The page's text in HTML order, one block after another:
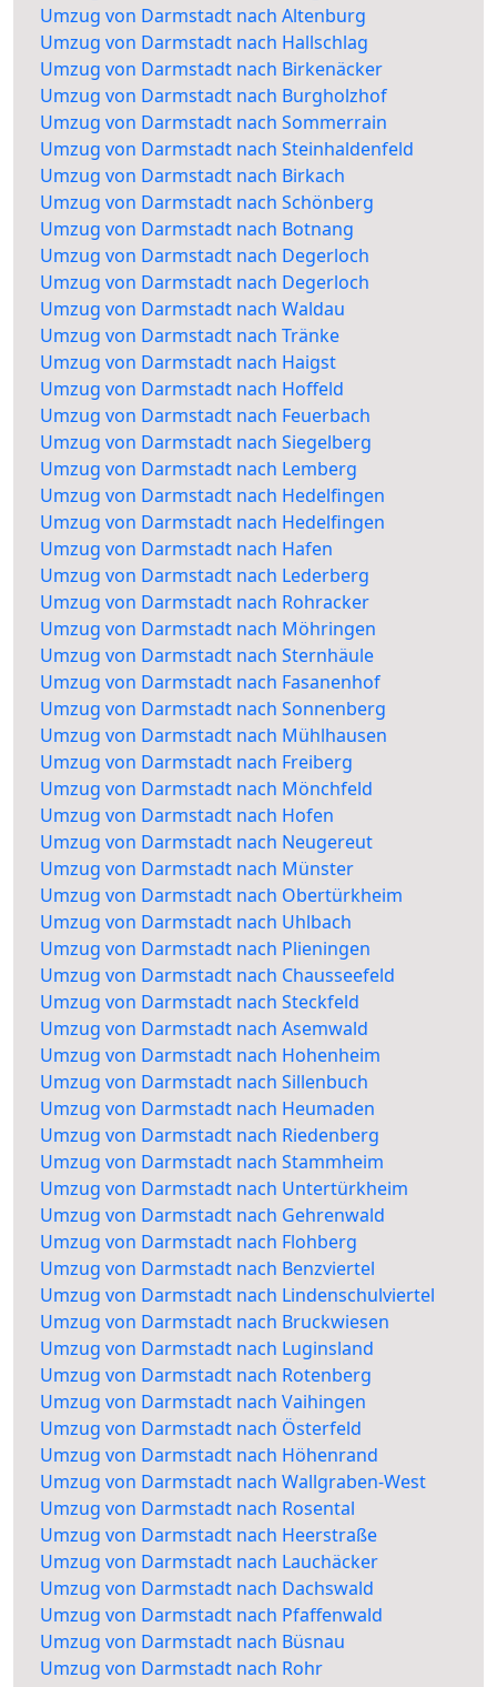
Umzug von Darmstadt nach Altenburg
Umzug von Darmstadt nach Hallschlag
Umzug von Darmstadt nach Birkenäcker
Umzug von Darmstadt nach Burgholzhof
Umzug von Darmstadt nach Sommerrain
Umzug von Darmstadt nach Steinhaldenfeld
Umzug von Darmstadt nach Birkach
Umzug von Darmstadt nach Schönberg
Umzug von Darmstadt nach Botnang
Umzug von Darmstadt nach Degerloch
Umzug von Darmstadt nach Degerloch
Umzug von Darmstadt nach Waldau
Umzug von Darmstadt nach Tränke
Umzug von Darmstadt nach Haigst
Umzug von Darmstadt nach Hoffeld
Umzug von Darmstadt nach Feuerbach
Umzug von Darmstadt nach Siegelberg
Umzug von Darmstadt nach Lemberg
Umzug von Darmstadt nach Hedelfingen
Umzug von Darmstadt nach Hedelfingen
Umzug von Darmstadt nach Hafen
Umzug von Darmstadt nach Lederberg
Umzug von Darmstadt nach Rohracker
Umzug von Darmstadt nach Möhringen
Umzug von Darmstadt nach Sternhäule
Umzug von Darmstadt nach Fasanenhof
Umzug von Darmstadt nach Sonnenberg
Umzug von Darmstadt nach Mühlhausen
Umzug von Darmstadt nach Freiberg
Umzug von Darmstadt nach Mönchfeld
Umzug von Darmstadt nach Hofen
Umzug von Darmstadt nach Neugereut
Umzug von Darmstadt nach Münster
Umzug von Darmstadt nach Obertürkheim
Umzug von Darmstadt nach Uhlbach
Umzug von Darmstadt nach Plieningen
Umzug von Darmstadt nach Chausseefeld
Umzug von Darmstadt nach Steckfeld
Umzug von Darmstadt nach Asemwald
Umzug von Darmstadt nach Hohenheim
Umzug von Darmstadt nach Sillenbuch
Umzug von Darmstadt nach Heumaden
Umzug von Darmstadt nach Riedenberg
Umzug von Darmstadt nach Stammheim
Umzug von Darmstadt nach Untertürkheim
Umzug von Darmstadt nach Gehrenwald
Umzug von Darmstadt nach Flohberg
Umzug von Darmstadt nach Benzviertel
Umzug von Darmstadt nach Lindenschulviertel
Umzug von Darmstadt nach Bruckwiesen
Umzug von Darmstadt nach Luginsland
Umzug von Darmstadt nach Rotenberg
Umzug von Darmstadt nach Vaihingen
Umzug von Darmstadt nach Österfeld
Umzug von Darmstadt nach Höhenrand
Umzug von Darmstadt nach Wallgraben-West
Umzug von Darmstadt nach Rosental
Umzug von Darmstadt nach Heerstraße
Umzug von Darmstadt nach Lauchäcker
Umzug von Darmstadt nach Dachswald
Umzug von Darmstadt nach Pfaffenwald
Umzug von Darmstadt nach Büsnau
Umzug von Darmstadt nach Rohr